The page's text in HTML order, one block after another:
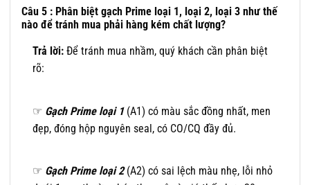
Câu 5 : Phân biệt gạch Prime loại 1, loại 2, loại 3 như thế
nào để tránh mua phải hàng kém chất lượng?
Trả lời: Để tránh mua nhầm, quý khách cần phân biệt
rõ:
☞ Gạch Prime loại 1 (A1) có màu sắc đồng nhất, men
đẹp, đóng hộp nguyên seal, có CO/CQ đầy đủ.
☞ Gạch Prime loại 2(A2) có sai lệch màu nhẹ, lỗi nhỏ